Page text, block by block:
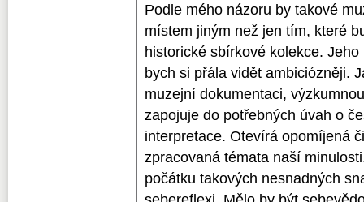
Podle mého názoru by takové
místem jiným než jen tím, které
historické sbírkové kolekce.
bych si přála vidět ambiciózněji.
muzejní dokumentaci,
zapojuje do potřebných úvah o
interpretace. Otevírá opomíjená
zpracovaná témata naší
počátku takových nesnadných